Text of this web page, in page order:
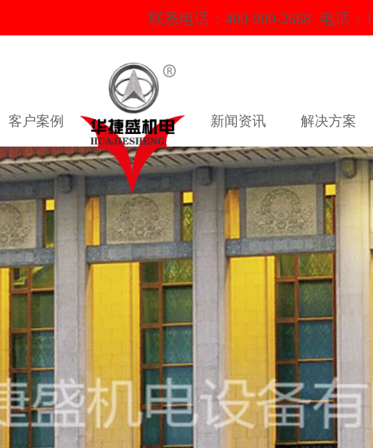
新闻资讯 解决方案
客户案例
联系电话：400-900-2668 电话：